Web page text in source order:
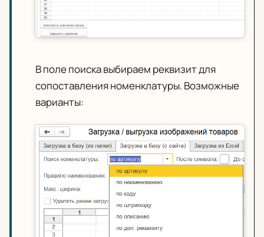
В поле поиска выбираем реквизит для
сопоставления номенклатуры. Возможные
варианты: